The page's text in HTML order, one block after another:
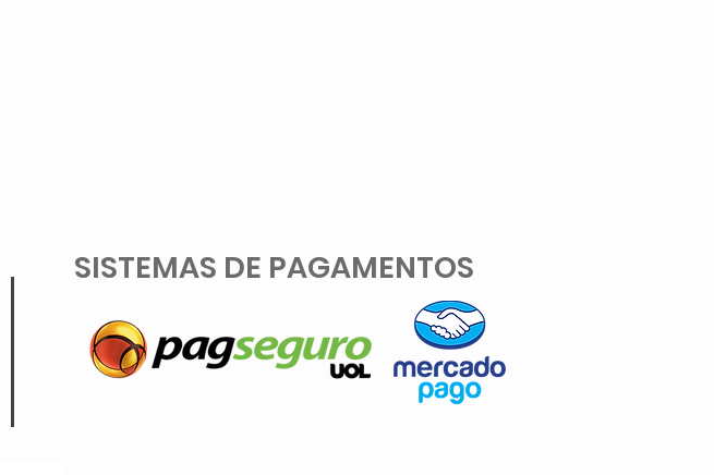
SISTEMAS DE PAGAMENTOS